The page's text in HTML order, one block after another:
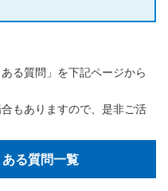
る質問」を下記ページから
もありますので、是非ご活
る質問一覧